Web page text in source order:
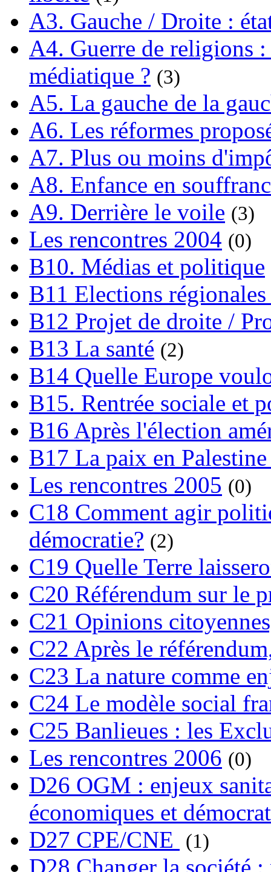
A3. Gauche / Droite :
A4. Guerre de religions
médiatique ? (3)
A5. La gauche de la
A6. Les réformes
A7. Plus ou moins
A8. Enfance en
A9. Derrière le voile (3)
Les rencontres 2004 (0)
B10. Médias et politique
B11 Elections régionales
B12 Projet de droite /
B13 La santé (2)
B14 Quelle Europe
B15. Rentrée sociale et
B16 Après l'élection
B17 La paix en
Les rencontres 2005 (0)
C18 Comment agir
démocratie? (2)
C19 Quelle Terre
C20 Référendum sur le
C21 Opinions
C22 Après le
C23 La nature comme
C24 Le modèle social
C25 Banlieues : les
Les rencontres 2006 (0)
D26 OGM : enjeux
économiques et
D27 CPE/CNE
(1)
D28 Changer la société